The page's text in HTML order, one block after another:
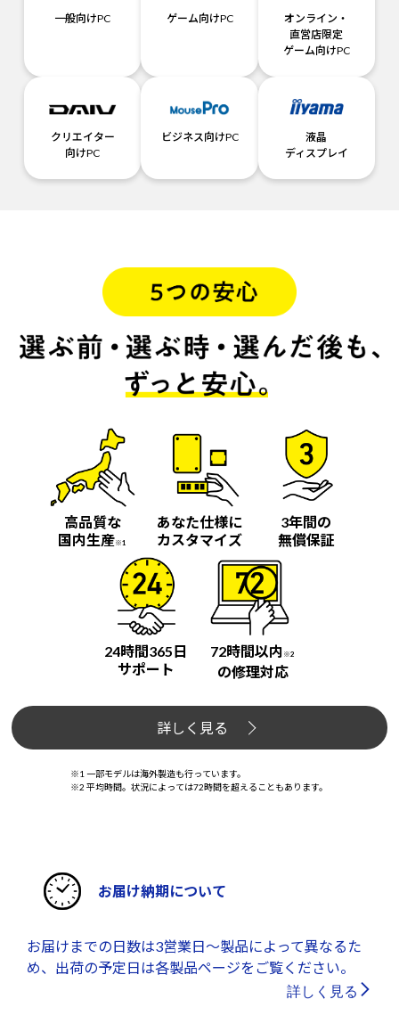
一般向けPC ゲーム向けPC
オンライン・
直営店限定
ゲーム向けPC
クリエイター
向けPC
ビジネス向けPC
液晶
ディスプレイ
高品質な
国内生産※1
あなた仕様に
カスタマイズ
3年間の
無償保証
24時間365日
サポート
72時間以内 ※2
の修理対応
詳しく見る
※1 一部モデルは海外製造も行っています。
※2 平均時間。状況によっては72時間を超えることもあります。
お届け納期について
お届けまでの日数は3営業日～製品によって異なるた
め、出荷の予定日は各製品ページをご覧ください。
詳しく見る